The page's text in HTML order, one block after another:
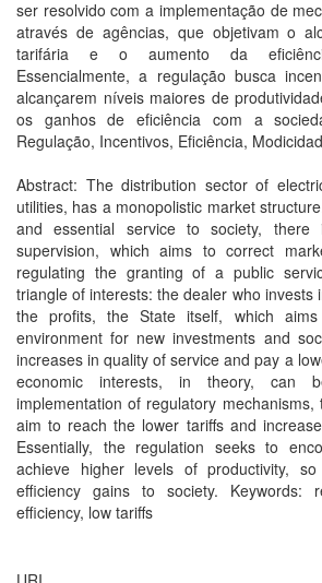
ser resolvido com a implementação de
através de agências, que objetivam o
tarifária e o aumento da
Essencialmente, a regulação busca
alcançarem níveis maiores de
os ganhos de eficiência com a
Regulação, Incentivos, Eficiência,
Abstract: The distribution sector of
utilities, has a monopolistic market
and essential service to society,
supervision, which aims to correct
regulating the granting of a public
triangle of interests: the dealer who invests
the profits, the State itself, which
environment for new investments and
increases in quality of service and pay a
economic interests, in theory, can
implementation of regulatory
aim to reach the lower tariffs and
Essentially, the regulation seeks to
achieve higher levels of productivity,
efficiency gains to society. Keywords:
efficiency, low tariffs